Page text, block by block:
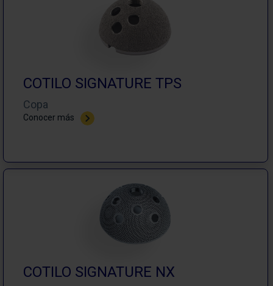
COTILO SIGNATURE TPS
Copa
Conocer más
COTILO SIGNATURE NX